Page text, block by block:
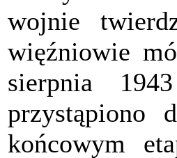
wojnie
więźniowie
sierpnia
przystąpiono
końcowym